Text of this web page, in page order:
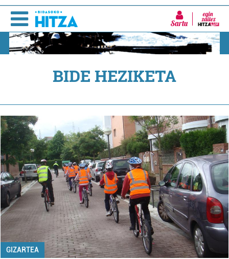
Sartu
BIDE HEZIKETA
GIZARTEA